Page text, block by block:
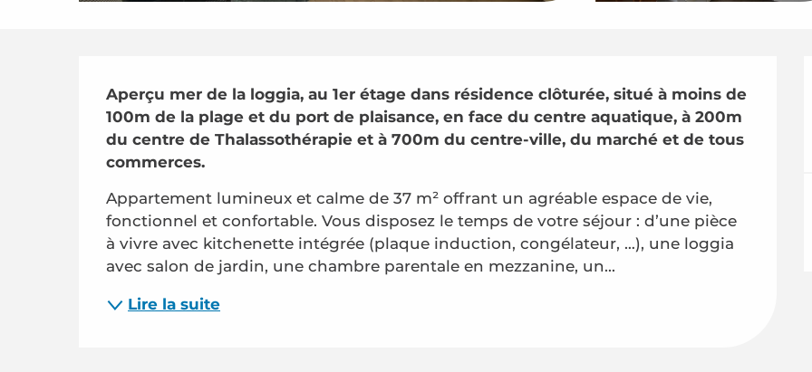
Description
Aperçu mer de la loggia, au 1er étage dans résidence clôturée, situé à moins de
100m de la plage et du port de plaisance, en face du centre aquatique, à 200m
du centre de Thalassothérapie et à 700m du centre-ville, du marché et de tous
commerces.
Appartement lumineux et calme de 37 m² offrant un agréable espace de vie,
fonctionnel et confortable. Vous disposez le temps de votre séjour : d’une pièce
à vivre avec kitchenette intégrée (plaque induction, congélateur, …), une loggia
avec salon de jardin, une chambre parentale en mezzanine, un...
Lire la suite